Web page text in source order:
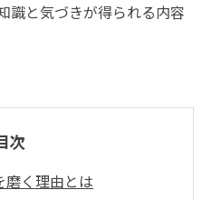
識と気づきが得られる内容
次
磨く理由とは